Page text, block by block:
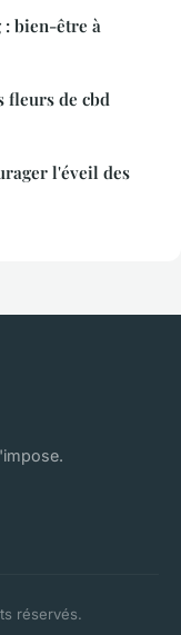
: bien-être à
fleurs de cbd
l'éveil des
réservés.